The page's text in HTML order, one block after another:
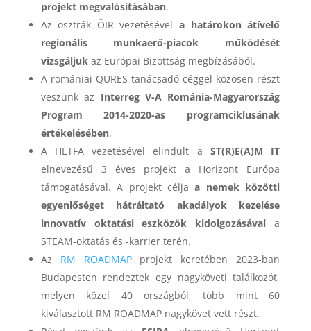
projekt megvalósításában.
Az osztrák ÖIR vezetésévela határokon átívelő
regionális munkaerő-piacok működését
vizsgáljukaz Európai Bizottság megbízásából.
A romániai QURES tanácsadó céggel közösen részt
veszünk az Interreg V-A Románia-Magyarország
Program 2014-2020-as programciklusának
értékelésében.
A HÉTFA vezetésével elindult a ST(R)E(A)M IT
elnevezésű 3 éves projekt a Horizont Európa
támogatásával. A projekt célja a nemek közötti
egyenlőséget hátráltató akadályok kezelése
innovatív oktatási eszközök kidolgozásával a
STEAM-oktatás és -karrier terén.
Az RM ROADMAPprojekt keretében 2023-ban
Budapesten rendeztek egy nagyköveti találkozót,
melyen közel 40 országból, több mint 60
kiválasztott RM ROADMAP nagykövet vett részt.